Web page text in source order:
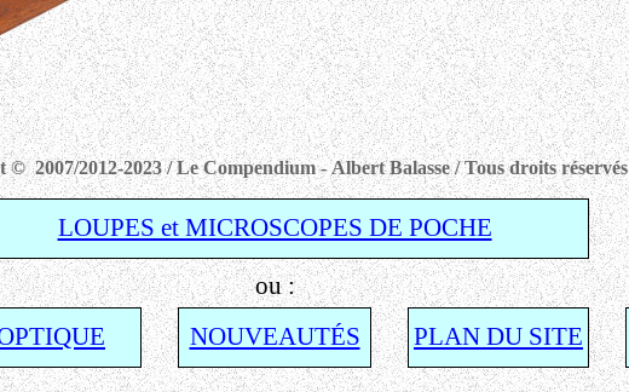
© 2007/2012-2023 / Le Compendium - Albert Balasse / Tous droits réservés
LOUPES et MICROSCOPES DE POCHE
ou :
NOUVEAUTÉS PLAN DU SITE